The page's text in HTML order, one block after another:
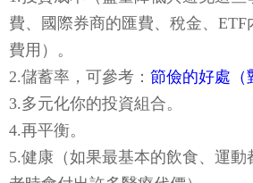
費、國際券商的匯費、稅金、ETF
費用）。
2.儲蓄率，可參考： 節儉的好處（
3.多元化你的投資組合。
4.再平衡。
5.健康（如果最基本的飲食、運